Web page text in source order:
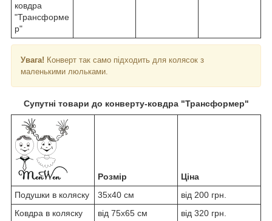
ковдра
"Трансформе
р"
Увага! Конверт так само підходить для колясок з
маленькими люльками.
Супутні товари до конверту-ковдра "Трансформер"
Розмір
Ціна
Подушки в коляску
35x40 см
від 200 грн.
Ковдра в коляску
від 75x65 см
від 320 грн.